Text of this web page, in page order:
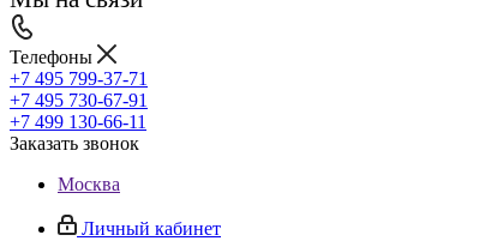
Телефоны
+7 495 799-37-71
+7 495 730-67-91
+7 499 130-66-11
Заказать звонок
Москва
Личный кабинет